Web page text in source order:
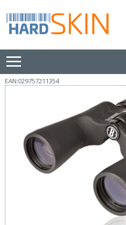
EAN:029757211354